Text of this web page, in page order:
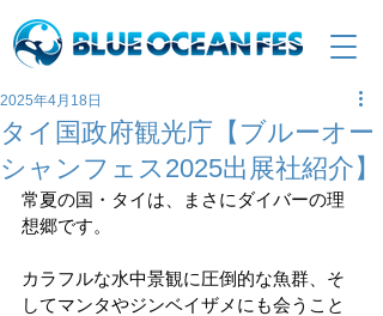
タイ国政府観光庁【ブルーオー
シャンフェス2025出展社紹介】
2025年4月18日
常夏の国・タイは、まさにダイバーの理
想郷です。
カラフルな水中景観に圧倒的な魚群、そ
してマンタやジンベイザメにも会うこと